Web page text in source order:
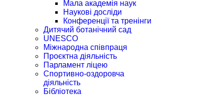
Мала академія наук
Наукові досліди
Конференції та тренінги
Дитячий ботанічний сад
UNESCO
Міжнародна співпраця
Проєктна діяльність
Парламент ліцею
Спортивно-оздоровча
діяльність
Бібліотека